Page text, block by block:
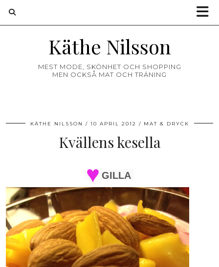
Käthe Nilsson
MEST MODE, SKÖNHET OCH SHOPPING
MEN OCKSÅ MAT OCH TRÄNING
KÄTHE NILSSON 10 APRIL 2012 MAT & DRYCK
Kvällens kesella
GILLA